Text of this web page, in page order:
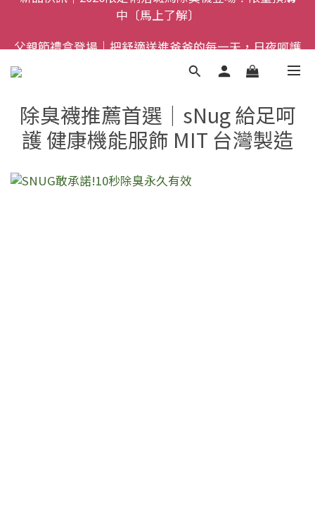
全館$800免運｜任搭８折起｜滿額再送新品-悠哉斑馬
父親節禮盒登場｜把舒適送進爸爸的每一天，日夜呵護
全館$800免運｜任搭８折起｜滿額再送新品-悠哉斑馬
除臭襪推薦首選｜sNug 給足呵
護 健康機能服飾 MIT 台灣製造